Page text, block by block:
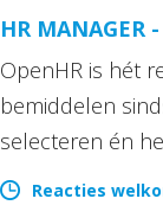
HR MANAGER
OpenHR is hét
bemiddelen
selecteren én
Reacties